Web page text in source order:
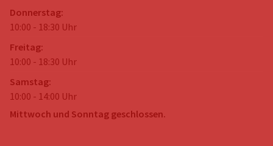
Donnerstag:
10:00 - 18:30 Uhr
Freitag:
10:00 - 18:30 Uhr
Samstag:
10:00 - 14:00 Uhr
Mittwoch und Sonntag geschlossen.